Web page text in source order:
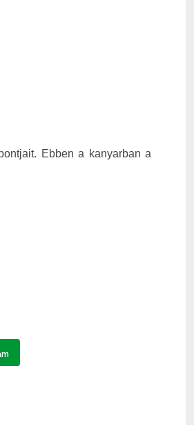
Ebben a kanyarban a